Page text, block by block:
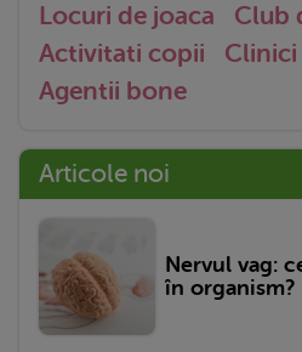
Locuri de joaca
Club
Activitati copii
Agentii bone
Articole noi
Nervul vag:
în organism?